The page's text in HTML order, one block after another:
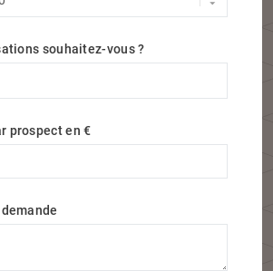
souhaitez-vous ?
prospect en €